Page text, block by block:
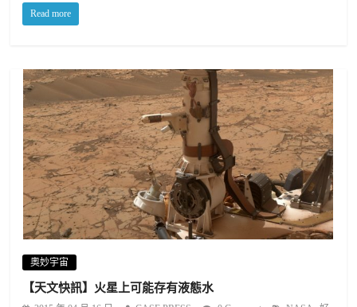
Read more
奧妙宇宙
【天文快訊】火星上可能存有液態水